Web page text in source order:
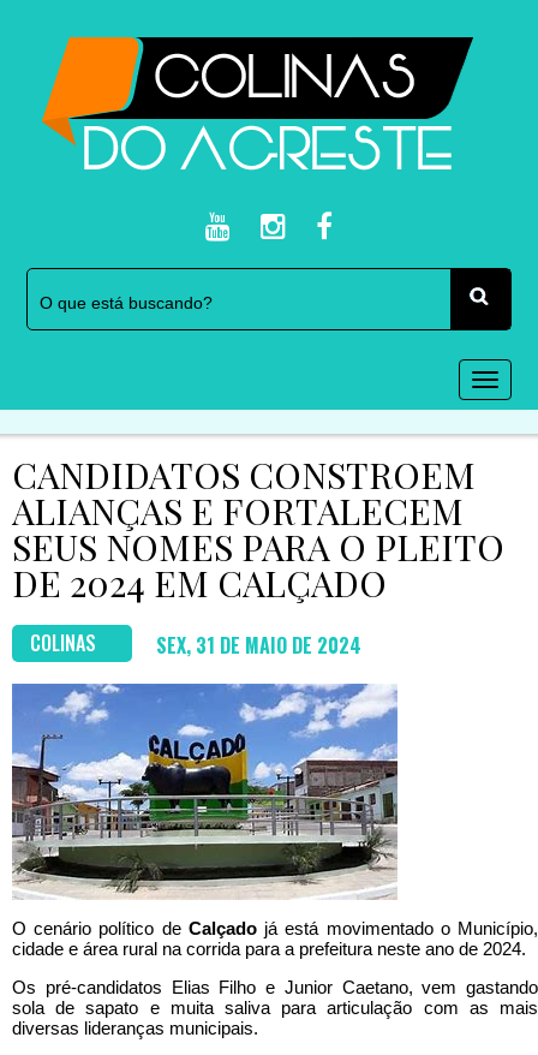
CANDIDATOS CONSTROEM
ALIANÇAS E FORTALECEM
SEUS NOMES PARA O PLEITO
DE 2024 EM CALÇADO
COLINAS SEX, 31 DE MAIO DE 2024
O cenário político de Calçadojá está movimentado o Município,
cidade e área rural na corrida para a prefeitura neste ano de 2024.
Os pré-candidatos Elias Filho e Junior Caetano, vem gastando
sola de sapato e muita saliva para articulação com as mais
diversas lideranças municipais.